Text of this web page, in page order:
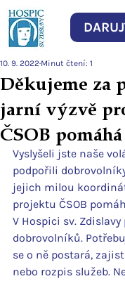
Děkujeme za
jarní výzvě
ČSOB
10. 9. 2022 Minut čtení: 1
Vyslyšeli jste naše
podpořili
jejich milou
projektu ČSOB
V Hospici sv. Zdislavy
dobrovolníků.
se o ně postará,
nebo rozpis služeb.